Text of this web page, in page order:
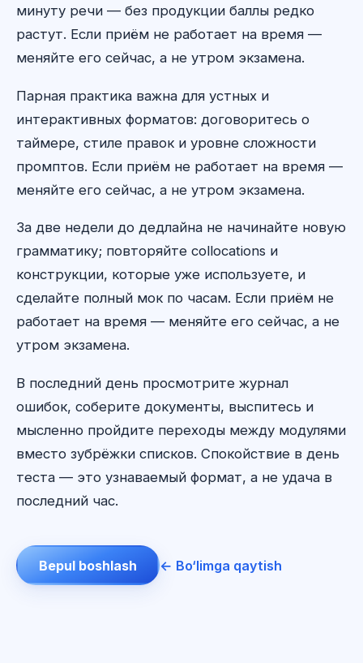
минуту речи — без продукции баллы редко
растут. Если приём не работает на время —
меняйте его сейчас, а не утром экзамена.
Парная практика важна для устных и
интерактивных форматов: договоритесь о
таймере, стиле правок и уровне сложности
промптов. Если приём не работает на время —
меняйте его сейчас, а не утром экзамена.
За две недели до дедлайна не начинайте новую
грамматику; повторяйте collocations и
конструкции, которые уже используете, и
сделайте полный мок по часам. Если приём не
работает на время — меняйте его сейчас, а не
утром экзамена.
В последний день просмотрите журнал
ошибок, соберите документы, выспитесь и
мысленно пройдите переходы между модулями
вместо зубрёжки списков. Спокойствие в день
теста — это узнаваемый формат, а не удача в
последний час.
Bepul boshlash ← Bo‘limga qaytish